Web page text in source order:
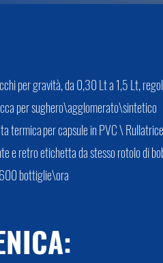
per gravità, da 0,30 Lt a 1,5 Lt,
per sughero\agglomerato\sintetico
termica per capsule in PVC \
e retro etichetta da stesso rotolo di
bottiglie\ora